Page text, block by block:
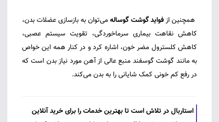
همچنین ازفواید گوشت گوسالهمی‌توان به بازسازی عضلات بدن،
کاهش نقاهت بیماری سرماخوردگی، تقویت سیستم عصبی،
کاهش کلسترول مضر خون، اشاره کرد و در کنار همه این خواص
به مانند گوشت گوسفند منبع عالی از آهن مورد نیاز بدن است که
در رفع کم خونی کمک شایانی را به بدن می‌کند.
استاربال در تلاش است تا بهترین خدمات را برای خرید آنلاین